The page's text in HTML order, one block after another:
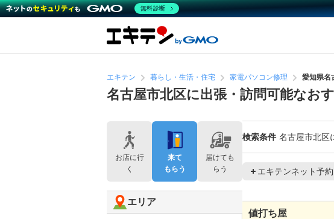
エキテン 暮らし・生活・住宅 家電パソコン修理 愛知県名
名古屋市北区に出張・訪問可能なお
検索条件 名古屋市北区
エキテンネット予約
値打ち屋
お店に行
く
来て
もらう
届けても
らう
エリア
無料診断